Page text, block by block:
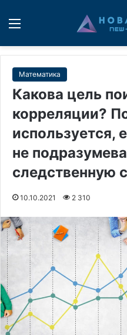
Математика
Какова цель
корреляции?
используется,
не
следственную
10.10.2021 2 310